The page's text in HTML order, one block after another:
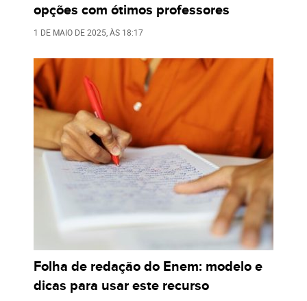
opções com ótimos professores
1 DE MAIO DE 2025 , ÀS 18:17
Folha de redação do Enem: modelo e
dicas para usar este recurso